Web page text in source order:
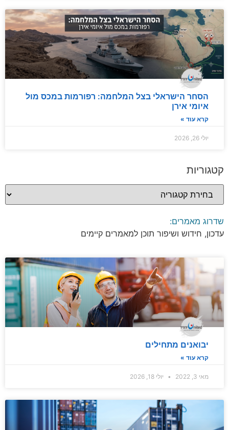
הסחר הישראלי בצל המלחמה: רפורמות במכס מול
איומי אירן
קרא עוד »
יולי 26, 2026
קטגוריות
שדרוג מאמרים:
עדכון, חידוש ושיפור תוכן למאמרים קיימים
יבואנים מתחילים
קרא עוד »
מאי 3, 2022 יולי 18, 2026